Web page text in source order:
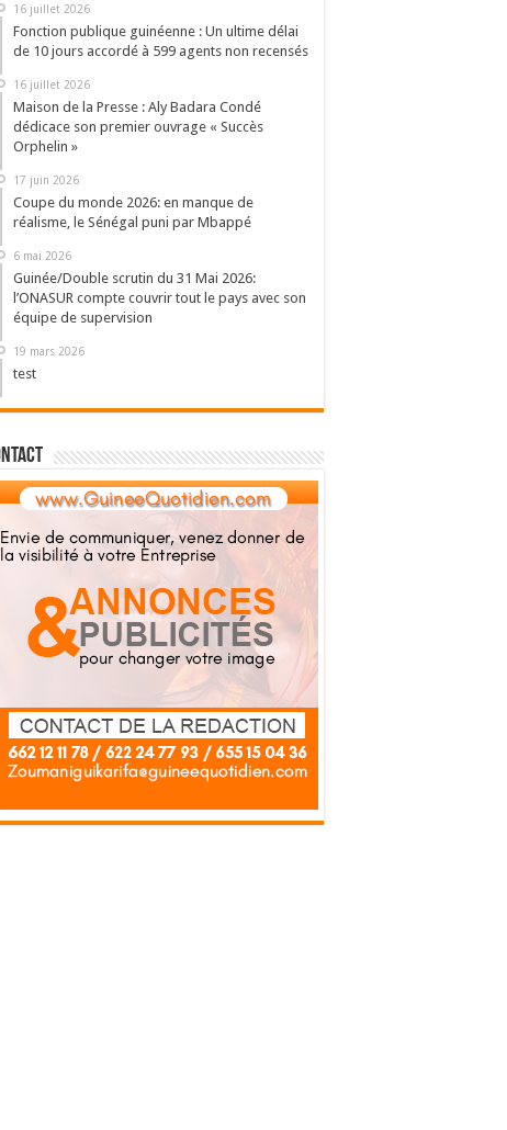
16 juillet 2026
Fonction publique guinéenne : Un ultime délai
de 10 jours accordé à 599 agents non recensés
16 juillet 2026
Maison de la Presse : Aly Badara Condé
dédicace son premier ouvrage « Succès
Orphelin »
17 juin 2026
Coupe du monde 2026: en manque de
réalisme, le Sénégal puni par Mbappé
6 mai 2026
Guinée/Double scrutin du 31 Mai 2026:
l’ONASUR compte couvrir tout le pays avec son
équipe de supervision
19 mars 2026
test